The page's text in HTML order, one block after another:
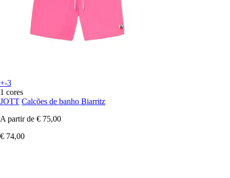
+-3
1 cores
JOTT Calções de banho Biarritz
A partir de € 75,00
€ 74,00